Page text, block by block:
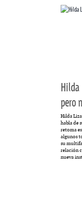
Hilda
pero
Hilda
habla de
retoma
algunos
su
relación
nueva